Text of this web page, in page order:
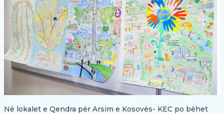
Në lokalet e Qendra për Arsim e Kosovës- KEC po bëhet